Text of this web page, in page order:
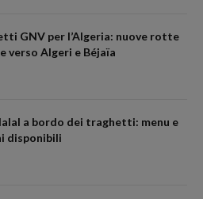
GNV per l’Algeria: nuove rotte
verso Algeri e Béjaïa
a bordo dei traghetti: menu e
disponibili